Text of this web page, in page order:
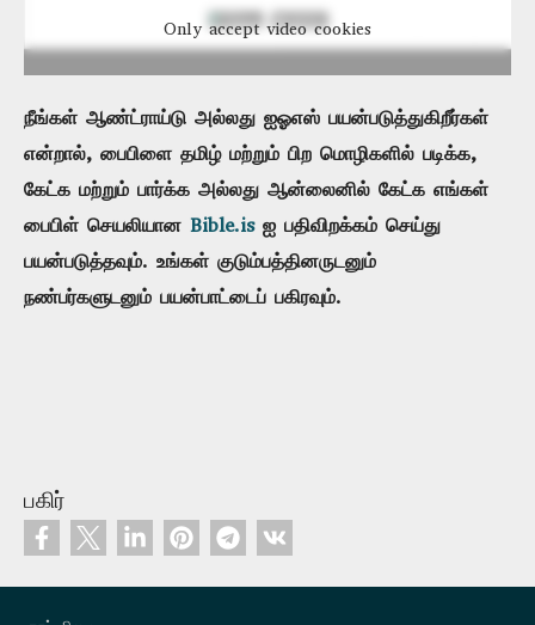
Only accept video cookies
நீங்கள் ஆண்ட்ராய்டு அல்லது ஐஓஎஸ் பயன்படுத்துகிறீர்கள்
என்றால், பைபிளை தமிழ் மற்றும் பிற மொழிகளில் படிக்க,
கேட்க மற்றும் பார்க்க அல்லது ஆன்லைனில் கேட்க எங்கள்
பைபிள் செயலியான Bible.isஐ பதிவிறக்கம் செய்து
பயன்படுத்தவும். உங்கள் குடும்பத்தினருடனும்
நண்பர்களுடனும் பயன்பாட்டைப் பகிரவும்.
பகிர்
Footer